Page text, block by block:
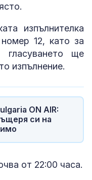
изпълнителка
12, като за
гласуването ще
изпълнение.
ON AIR:
си на
от 22:00 часа.